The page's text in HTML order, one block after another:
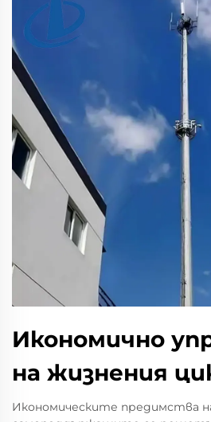
Икономично
на жизнения
Икономическите предимства